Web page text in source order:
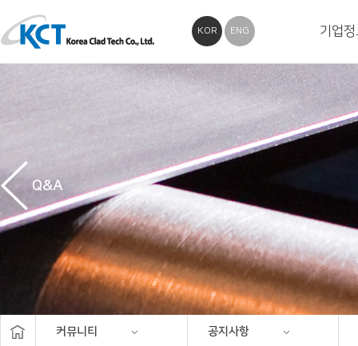
KOR ENG 기업
Q&A
커뮤니티 공지사항